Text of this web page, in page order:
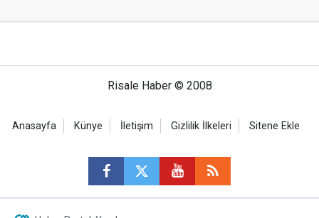
Risale Haber © 2008
Anasayfa Künye İletişim Gizlilik İlkeleri Sitene Ekle